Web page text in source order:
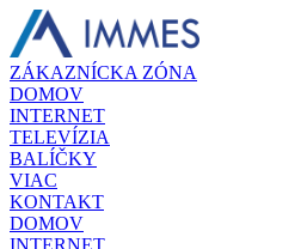
ZÁKAZNÍCKA ZÓNA
DOMOV
INTERNET
TELEVÍZIA
BALÍČKY
VIAC
KONTAKT
DOMOV
INTERNET